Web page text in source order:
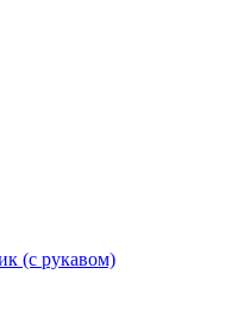
(с рукавом)